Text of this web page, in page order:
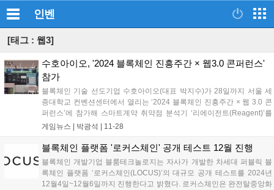
인벤
[태그 : 웹3]
수호아이오, '2024 블록체인 진흥주간 × 웹3.0 콘퍼런스'
참가
블록체인 기술 선도기업 수호아이오(대표 박지수)가 28일까지 서울 세
종대학교 컨벤션센터에서 열리는 ‘2024 블록체인 진흥주간 × 웹 3.0 콘
퍼런스’에 참가해 스마트계약 취약점 분석기 ‘리에이전트(Reagent)’를
선보인다. 2018년 설립된 수호아이오는 스마트컨트랙트 보안 전문기업
솔루...
게임뉴스 | 박광석 11-28
블록체인 플랫폼 '로커스체인' 공개 테스트 12월 진행
블록체인 개발기업 블룸테크놀로지는 자사가 개발한 차세대 퍼블릭 블
록체인 플랫폼 ‘로커스체인(LOCUS)’의 대규모 공개 테스트를 2024년
12월4일~12월6일까지 진행한다고 밝혔다. 로커스체인은 완전탈중앙화